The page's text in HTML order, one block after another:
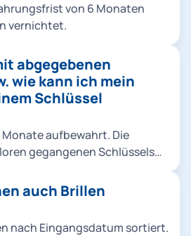
von 6 Monaten
vernichtet.
abgegebenen
wie kann ich mein
Schlüssel
aufbewahrt. Die
gegangenen Schlüssels
möglich.
auch Brillen
nach Eingangsdatum sortiert.